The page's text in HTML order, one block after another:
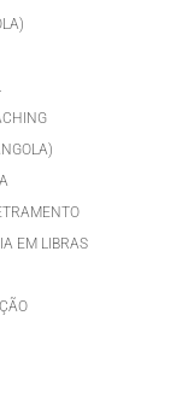
EM LIBRAS